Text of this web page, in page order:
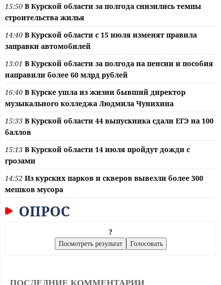
15:50 В Курской области за полгода снизились темпы
строительства жилья
14:40 В Курской области с 15 июля изменят правила
заправки автомобилей
13:01 В Курской области за полгода на пенсии и пособия
направили более 60 млрд рублей
16:40 В Курске ушла из жизни бывший директор
музыкального колледжа Людмила Чунихина
15:33 В Курской области 44 выпускника сдали ЕГЭ на 100
баллов
15:13 В Курской области 14 июля пройдут дожди с
грозами
14:52 Из курских парков и скверов вывезли более 300
мешков мусора
ОПРОС
?